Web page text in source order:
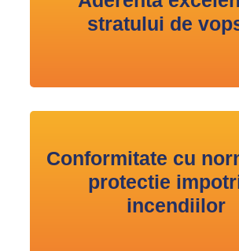
stratului de
Conformitate cu
protectie
incendiilor